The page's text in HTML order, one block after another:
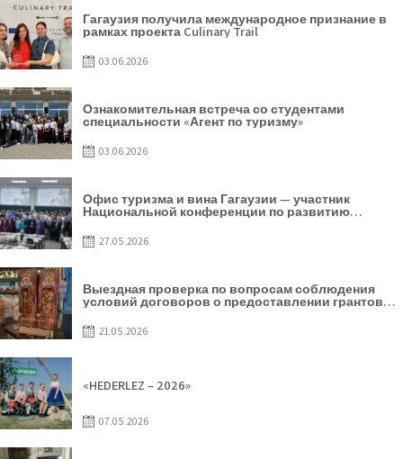
Гагаузия получила международное признание в
рамках проекта Culinary Trail
03.06.2026
Ознакомительная встреча со студентами
специальности «Агент по туризму»
03.06.2026
Офис туризма и вина Гагаузии — участник
Национальной конференции по развитию
туризма
27.05.2026
Выездная проверка по вопросам соблюдения
условий договоров о предоставлении грантов
предприятия SRL Baurlukhouse
21.05.2026
«HEDERLEZ – 2026»
07.05.2026